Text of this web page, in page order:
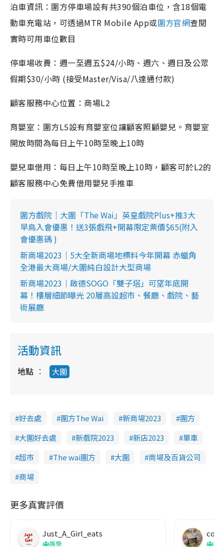
泊車資訊：圍方停車場設有共390個泊車位，含18個電
動車充電站，可透過MTR Mobile App或圍方官網查閱
實時可用車位數目
停車場收費：週一至週五$24/小時、週六、週日及公眾
假期$30/小時 (接受Master/Visa/八達通付款)
顧客服務中心位置：商場L2
育嬰室：圍方L5設有育嬰室位讓顧客照顧嬰兒。育嬰室
開放時間為每日上午10時至晚上10時
嬰兒車借用：每日上午10時至晚上10時，顧客可於L2的
顧客服務中心免費借用嬰兒手推車
圍方戲院｜大圍「The Wai」英皇戲院Plus+推3大
早鳥入會優惠！送3張戲飛+開幕限定票價$65(附入
會優惠碼 )
新商場2023｜5大全新商場地標料今年開幕 赤蠟角
全港最大商場/大圍純白設計大型商場
新商場2023｜啟德SOGO「雙子塔」可望年底開
幕！樓層細節曝光 20層高設超市、餐廳、戲院、藝
術展廳
活動資訊
地點 大圍
好去處 圍方The Wai 新商場2023
圍方
大圍好去處
新戲院2023 新店2023
單車
超市
The wai圍方 大圍
商場及百貨公司
商場
更多真實評價
Just_A_Girl_eats
娛樂
co
吹